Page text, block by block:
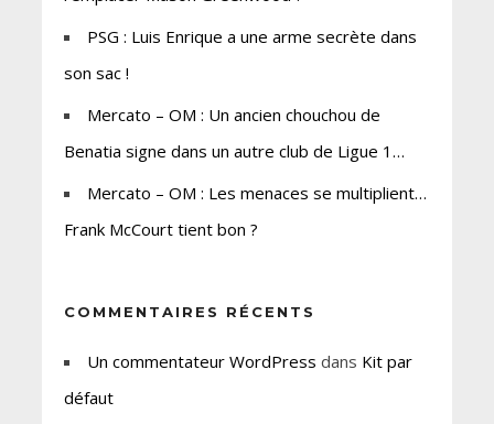
PSG : Luis Enrique a une arme secrète dans
son sac !
Mercato – OM : Un ancien chouchou de
Benatia signe dans un autre club de Ligue 1…
Mercato – OM : Les menaces se multiplient…
Frank McCourt tient bon ?
COMMENTAIRES RÉCENTS
Un commentateur WordPress dans Kit par
défaut